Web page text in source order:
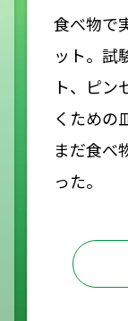
食べ物で
ット。試
ト、ピン
くための
まだ食べ
った。